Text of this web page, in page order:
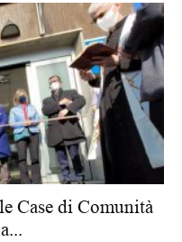
Case di Comunità